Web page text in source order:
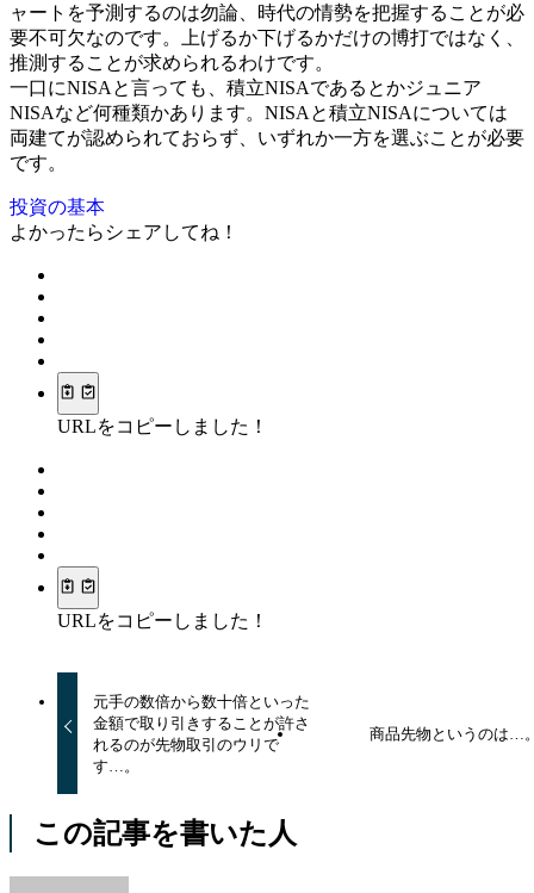
ャートを予測するのは勿論、時代の情勢を把握することが必
要不可欠なのです。上げるか下げるかだけの博打ではなく、
推測することが求められるわけです。
一口にNISAと言っても、積立NISAであるとかジュニア
NISAなど何種類かあります。NISAと積立NISAについては
両建てが認められておらず、いずれか一方を選ぶことが必要
です。
投資の基本
よかったらシェアしてね！
URLをコピーしました！
URLをコピーしました！
元手の数倍から数十倍といった
金額で取り引きすることが許さ
れるのが先物取引のウリで
す…。
商品先物というのは…
この記事を書いた人